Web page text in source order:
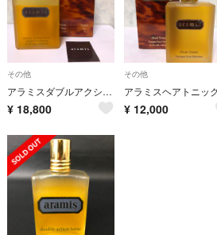
その他
アラミスダブルアクショントニック240ml未使用
¥ 18,800
その他
¥ 12,000